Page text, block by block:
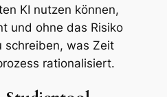
KI nutzen können,
und ohne das Risiko
schreiben, was Zeit
rationalisiert.